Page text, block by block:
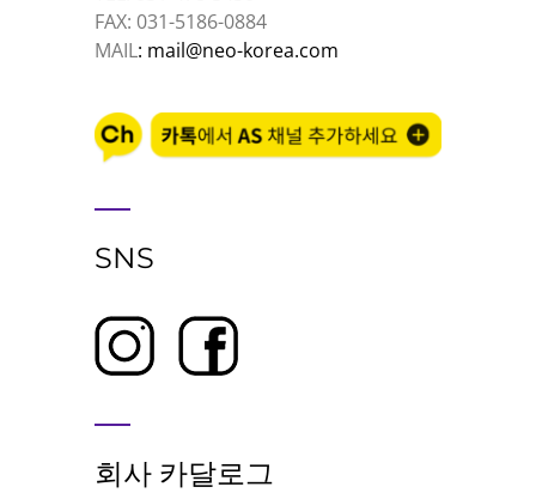
FAX: 031-5186-0884
MAIL: mail@neo-korea.com
SNS
회사 카달로그